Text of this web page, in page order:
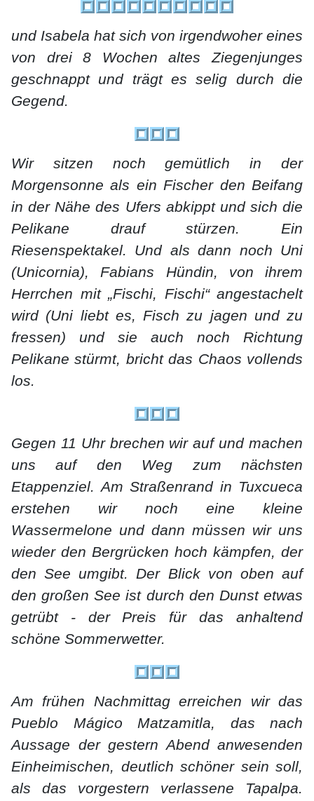
und Isabela hat sich von irgendwoher eines
von drei 8 Wochen altes Ziegenjunges
geschnappt und trägt es selig durch die
Gegend.
Wir sitzen noch gemütlich in der
Morgensonne als ein Fischer den Beifang
in der Nähe des Ufers abkippt und sich die
Pelikane drauf stürzen. Ein
Riesenspektakel. Und als dann noch Uni
(Unicornia), Fabians Hündin, von ihrem
Herrchen mit „Fischi, Fischi“ angestachelt
wird (Uni liebt es, Fisch zu jagen und zu
fressen) und sie auch noch Richtung
Pelikane stürmt, bricht das Chaos vollends
los.
Gegen 11 Uhr brechen wir auf und machen
uns auf den Weg zum nächsten
Etappenziel. Am Straßenrand in Tuxcueca
erstehen wir noch eine kleine
Wassermelone und dann müssen wir uns
wieder den Bergrücken hoch kämpfen, der
den See umgibt. Der Blick von oben auf
den großen See ist durch den Dunst etwas
getrübt - der Preis für das anhaltend
schöne Sommerwetter.
Am frühen Nachmittag erreichen wir das
Pueblo Mágico Matzamitla, das nach
Aussage der gestern Abend anwesenden
Einheimischen, deutlich schöner sein soll,
als das vorgestern verlassene Tapalpa.